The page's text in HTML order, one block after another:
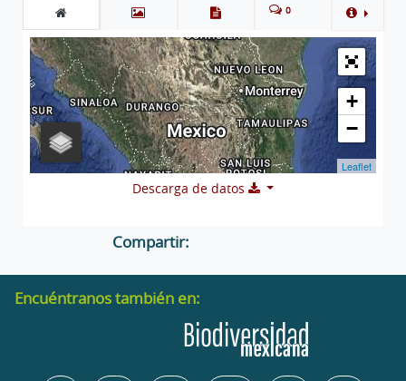
0
+
−
Leaflet
Descarga de datos
Compartir:
Encuéntranos también en: